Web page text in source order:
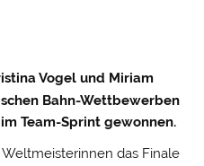
Vogel und Miriam
Bahn-Wettbewerben
Team-Sprint gewonnen.
das Finale